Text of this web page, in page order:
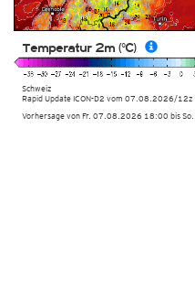
Schweiz
Rapid Update ICON-D2 vom 07.08.2026/12z
Temperatur 2m (°C)
Vorhersage von Fr. 07.08.2026 18:00 bis